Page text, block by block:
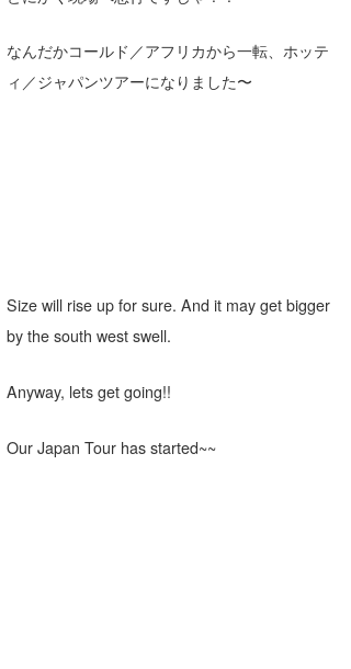
なんだかコールド／アフリカから一転、ホッテ
ィ／ジャパンツアーになりました〜
Size will rise up for sure. And it may get bigger
by the south west swell.
Anyway, lets get going!!
Our Japan Tour has started~~